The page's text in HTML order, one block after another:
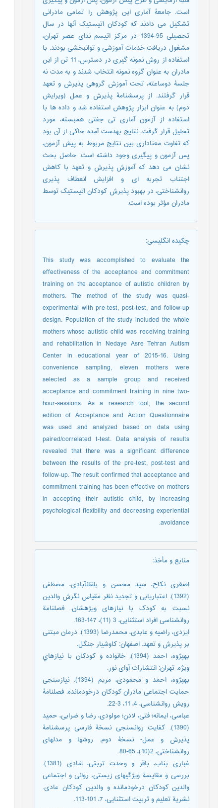
است. جامعۀ آماری این پژوهش را تمامی مادرانی
تشکیل می دادند که کودکان اتیستیک آنها در سال
تحصیلی 95-1394 در مرکز اتیسم ندای عصر تهران،
مشغول دریافت خدمات آموزشی و توانبخشی بودند. با
استفاده از روش نمونه گیری در دسترس، 11 تن از این
مادران به عنوان گروه نمونه انتخاب شدند و به مدت نه
جلسۀ دوساعته، تحت آموزش گروهی پذیرش و تعهد
قرار گرفتند. از پرسشنامۀ پذیرش و عمل (ويرايش
دوم) به عنوان ابزار پژوهش استفاده شد و داده ها با
استفاده از آزمون آماری تی جفتی همبسته، مورد
تحلیل قرار گرفت. نتایج بهدست آمده حاکی از آن بود
که تفاوت معناداری بین نتایج مربوط به پیش آزمون،
پس آزمون و پیگیری وجود داشته است. حاصل بحث
نشان می دهد که آموزش پذیرش و تعهد با کاهش
اجتناب تجربه ای و افزایش انعطاف پذیری
روانشناختی، در بهبود پذیرش کودکان اتیستیک توسط
مادران مؤثر بوده است.
چکیده انگلیسی:
This study was accomplished to evaluate the
effectiveness of the acceptance and commitment
training on the acceptance of autistic children by
mothers. The method of the study was quasi-
experimental with pre-test, post-test, and follow-up
design. Population of the study included the whole
mothers whose autistic child was receiving training
and rehabilitation in Nedaye Asre Tehran Autism
Center in educational year of 2015-16. Using
convenience sampling, eleven mothers were
selected as a sample group and received
acceptance and commitment training in nine two-
hour-sessions. As a research tool, the second
edition of Acceptance and Action Questionnaire
was used and analyzed based on data using
paired/correlated t-test. Data analysis of results
revealed that there was a significant difference
between the results of the pre-test, post-test and
follow-up. The result confirmed that acceptance and
commitment training has been effective on mothers
in accepting their autistic child, by increasing
psychological flexibility and decreasing experiential
avoidance.
منابع و مأخذ:
اصغری نکاح، سید محسن و بلقانآبادی، مصطفی
(1392). اعتباریابی و تجدید نظر مقیاس نگرش والدین
نسبت به کودک با نیازهای ویژهشان. فصلنامة
روانشناسی افراد استثنايی، 3 (11)، 147-163.
ایزدی، راضیه و عابدی، محمدرضا (1393). درمان مبتنی
بر پذیرش و تعهد. اصفهان: کاوشیار جنگل.
بهپژوه، احمد (1394). خانواده و کودکان با نیازهاي
ويژه. تهران: انتشارات آوای نور.
بهپژوه، احمد و محمودی، مريم (1394). نيازسنجی
حمايت اجتماعی مادران کودکان درخودمانده. فصلنامۀ
رويش روانشناسی، 4، 11، 3-22.
عباسی، ایمانه؛ فتی، لادن؛ مولودی، رضا و ضرابی، حمید
(1390). کفایت روانسنجی نسخۀ فارسی پرسشنامۀ
پذیرش و عمل- نسخۀ دوم. روشها و مدلهای
روانشناختی، 2(10)، 65-80.
غباری بناب، باقر و وحدت تربتی، شادی (1381).
بررسی و مقایسۀ ویژگیهای زیستی، روانی و اجتماعی
والدین کودکان درخودمانده و والدین کودکان عادی.
نشریة تعلیم و تربیت استثنايی، 7، 101-113.